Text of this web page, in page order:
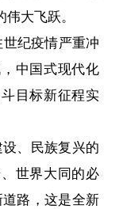
大飞跃。
纪疫情严重冲
中国式现代化
目标新征程实
、民族复兴的
世界大同的必
路，这是全新